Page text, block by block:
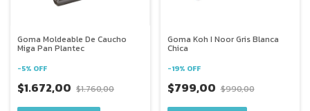
Goma Moldeable De Caucho
Miga Pan Plantec
-5% OFF
$1.672,00 $1.760,00
Goma Koh I Noor Gris Blanca
Chica
-19% OFF
$799,00 $990,00